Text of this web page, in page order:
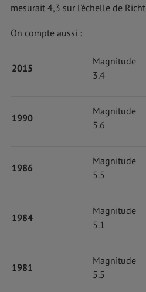
mesurait 4,3 sur l'échelle de
On compte aussi :
2015
3.4
1990
5.6
1986
5.5
1984
5.1
1981
5.5